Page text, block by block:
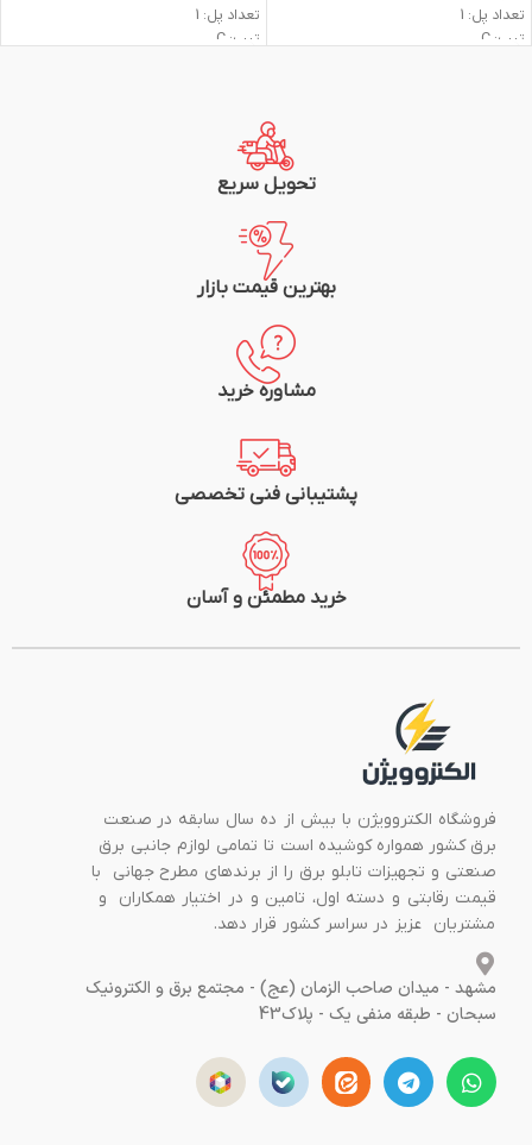
تعداد پل: 1
تيپ: C
تعداد پل: 1
تيپ: C
شرکت سازنده: پارس فانال
تحویل سریع
بهترین قیمت بازار
مشاوره خرید
پشتیبانی فنی تخصصی
خرید مطمئن و آسان
فروشگاه الکتروویژن با بیش از ده سال سابقه در صنعت
برق کشور همواره کوشیده است تا تمامی لوازم جانبی برق
صنعتی و تجهیزات تابلو برق را از برندهای مطرح جهانی با
قیمت رقابتی و دسته اول، تامین و در اختیار همکاران و
مشتریان عزیز در سراسر کشور قرار دهد.
مشهد - میدان صاحب الزمان (عج) - مجتمع برق و الکترونیک
سبحان - طبقه منفی یک - پلاک43